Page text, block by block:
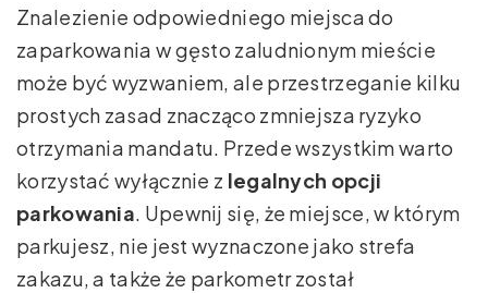
Znalezienie odpowiedniego miejsca do
zaparkowania w gęsto zaludnionym mieście
może być wyzwaniem, ale przestrzeganie kilku
prostych zasad znacząco zmniejsza ryzyko
otrzymania mandatu. Przede wszystkim warto
korzystać wyłącznie z legalnych opcji
parkowania. Upewnij się, że miejsce, w którym
parkujesz, nie jest wyznaczone jako strefa
zakazu, a także że parkometr został